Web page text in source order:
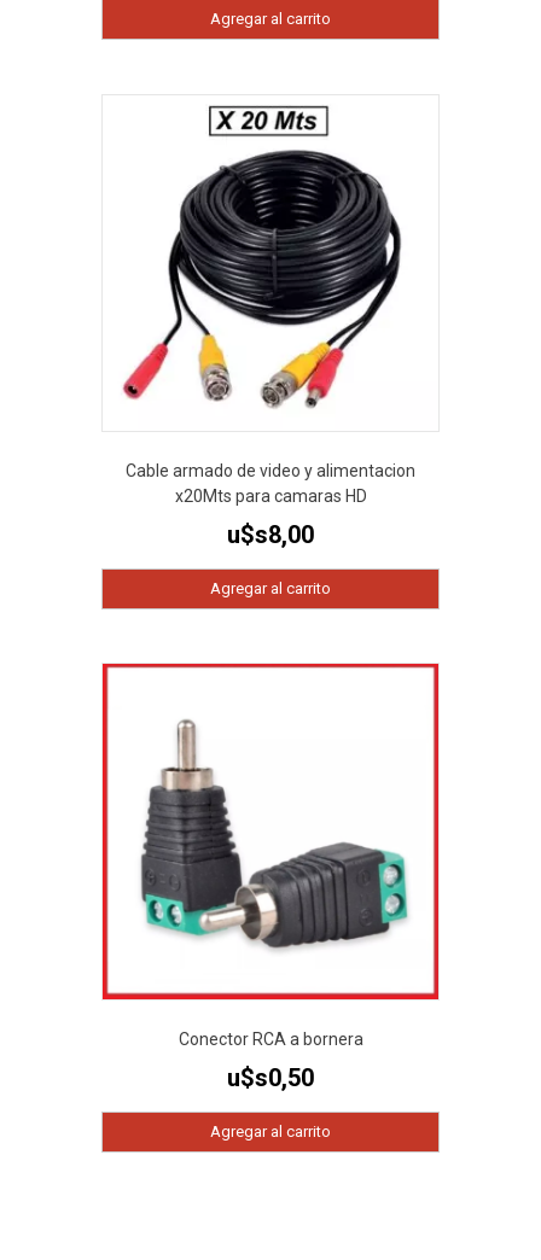
Agregar al carrito
Cable armado de video y alimentacion
x20Mts para camaras HD
u$s8,00
Agregar al carrito
Conector RCA a bornera
u$s0,50
Agregar al carrito